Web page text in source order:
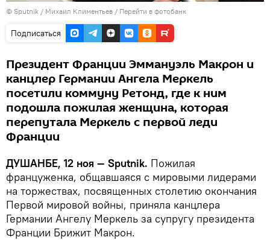
© Sputnik / Михаил Климентьев / Перейти в фотобанк
Подписаться
Президент Франции Эммануэль Макрон и
канцлер Германии Ангела Меркель
посетили коммуну Ретонд, где к ним
подошла пожилая женщина, которая
перепутала Меркель с первой леди
Франции
ДУШАНБЕ, 12 ноя — Sputnik. Пожилая
француженка, общавшаяся с мировыми лидерами
на торжествах, посвященных столетию окончания
Первой мировой войны, приняла канцлера
Германии Ангелу Меркель за супругу президента
Франции Брижит Макрон.